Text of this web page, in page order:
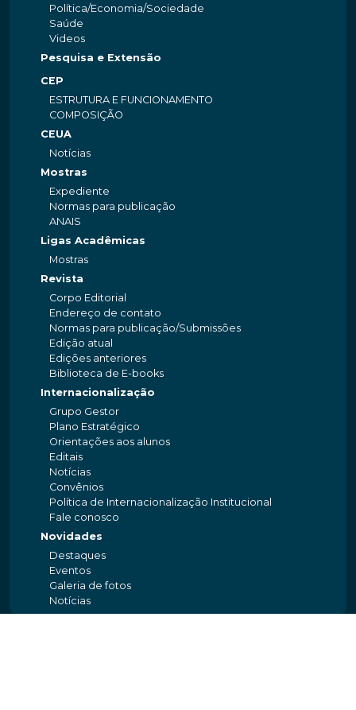
Política/Economia/Sociedade
Saúde
Videos
Pesquisa e Extensão
CEP
ESTRUTURA E FUNCIONAMENTO
COMPOSIÇÃO
CEUA
Notícias
Mostras
Expediente
Normas para publicação
ANAIS
Ligas Acadêmicas
Mostras
Revista
Corpo Editorial
Endereço de contato
Normas para publicação/Submissões
Edição atual
Edições anteriores
Biblioteca de E-books
Internacionalização
Grupo Gestor
Plano Estratégico
Orientações aos alunos
Editais
Notícias
Convênios
Política de Internacionalização Institucional
Fale conosco
Novidades
Destaques
Eventos
Galeria de fotos
Notícias